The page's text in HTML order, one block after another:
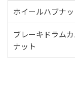
ホイールハブナッ
ブレーキドラム
ナット